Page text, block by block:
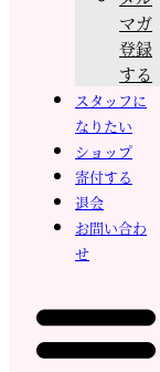
マガ
登録
する
スタッフに
なりたい
ショップ
寄付する
退会
お問い合わ
せ